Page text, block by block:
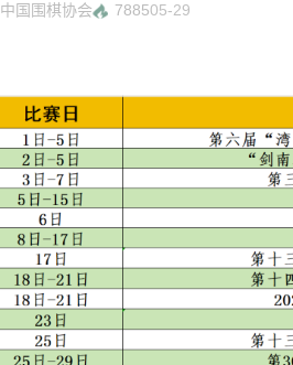
中国围棋协会 788505-29